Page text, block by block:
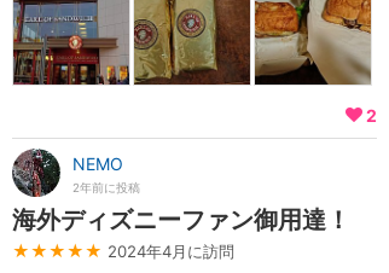
2
NEMO
2年前に投稿
海外ディズニーファン御用達！
★★★★★ 2024年4月に訪問